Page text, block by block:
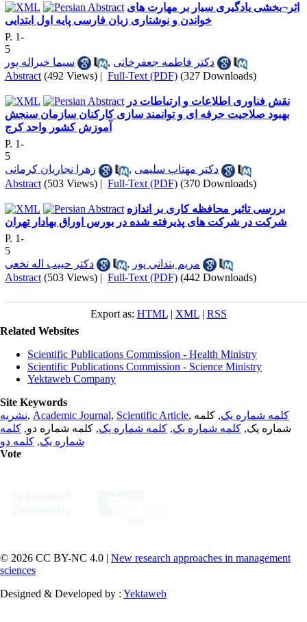
اثر¬بخشی یادگیری سیار بر مهارت های
خواندن و نوشتاری زبان فارسی پایه اول ابتدایی
P. 1-
5
سیما خیراله پور
, دکتر فاطمه جعفرخانی
Abstract (492 Views) | Full-Text (PDF) (327 Downloads)
نقش فناوری اطلاعات و ارتباطات در
بهبود صلاحیت حرفه ای و توانمند سازی کارکنان سازمان سنجش
آموزش کشور واحد کرج
P. 1-
5
زهرا نجاریان کرمانی
, دکتر مهتاب سلیمی
Abstract (503 Views) | Full-Text (PDF) (370 Downloads)
بررسی تاثیر محافظه کاری بر اندازه
شرکت در شرکت های پذیرفته شده در بورس اوراق بهادار تهران
P. 1-
5
دکتر حبیب اله نخعی
, مریم بندانی پور
Abstract (503 Views) | Full-Text (PDF) (442 Downloads)
Export as: HTML| XML| RSS
Related Websites
Scientific Publications Commission - Health Ministry
Scientific Publications Commission - Science Ministry
Yektaweb Company
Site Keywords
نشریه, Academic Journal, Scientific Article, کلمه شماره یک, کلمه
شماره یک, کلمه شماره یک, کلمه شماره یک, کلمه شماره دو, کلمه
شماره یک, کلمه دو
Vote
© 2026 CC BY-NC 4.0 | New research approaches in management
sciences
Designed & Developed by : Yektaweb